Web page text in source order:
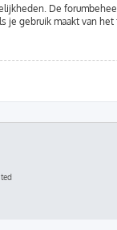
De
gebruik maakt van het